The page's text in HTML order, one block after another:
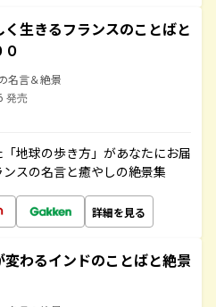
く生きるフランスのことばと
名言＆絶景
発売
地球の歩き方」があなたにお届
スの名言と癒やしの絶景集
詳細を見る
変わるインドのことばと絶景